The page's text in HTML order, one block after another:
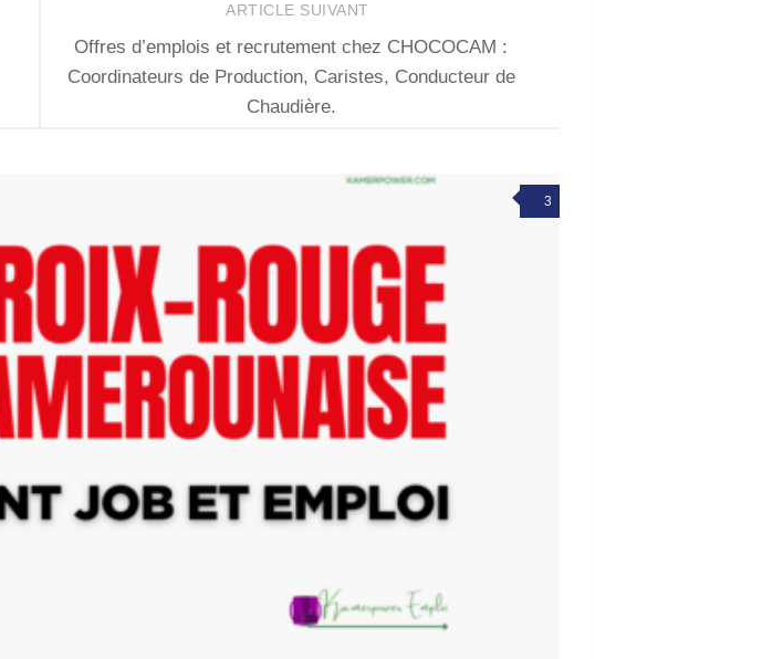
ARTICLE SUIVANT
Offres d’emplois et recrutement chez CHOCOCAM :
Coordinateurs de Production, Caristes, Conducteur de
Chaudière.
3